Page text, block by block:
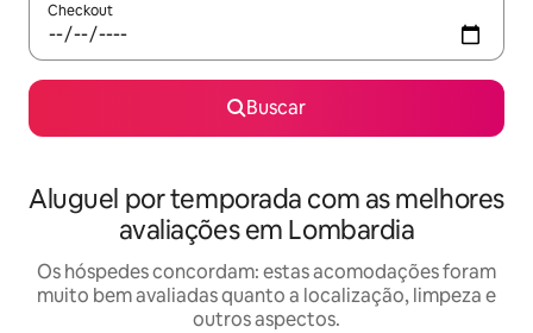
Checkout
Buscar
Aluguel por temporada com as melhores
avaliações em Lombardia
Os hóspedes concordam: estas acomodações foram
muito bem avaliadas quanto a localização, limpeza e
outros aspectos.